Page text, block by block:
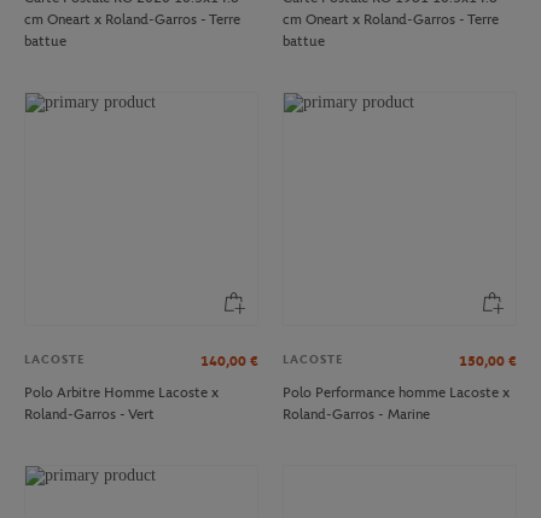
cm Oneart x Roland-Garros - Terre
battue
cm Oneart x Roland-Garros - Terre
battue
LACOSTE 140,00 €
Polo Arbitre Homme Lacoste x
Roland-Garros - Vert
LACOSTE 150,00 €
Polo Performance homme Lacoste x
Roland-Garros - Marine